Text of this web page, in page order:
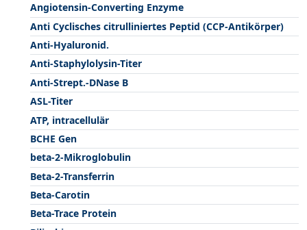
Angiotensin-Converting Enzyme
Anti Cyclisches citrulliniertes Peptid (CCP-Antikörper)
Anti-Hyaluronid.
Anti-Staphylolysin-Titer
Anti-Strept.-DNase B
ASL-Titer
ATP, intracellulär
BCHE Gen
beta-2-Mikroglobulin
Beta-2-Transferrin
Beta-Carotin
Beta-Trace Protein